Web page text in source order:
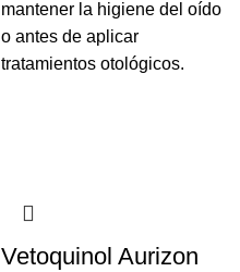
mantener la higiene del oído
o antes de aplicar
tratamientos otológicos.
Vetoquinol Aurizon